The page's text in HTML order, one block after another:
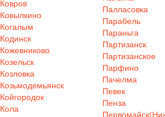
Ковров
Ковылкино
Когалым
Кодинск
Кожевниково
Козельск
Козловка
Козьмодемьянск
Койгородок
Кола
Палласовка
Парабель
Параньга
Партизанск
Партизанское
Парфино
Пачелма
Певек
Пенза